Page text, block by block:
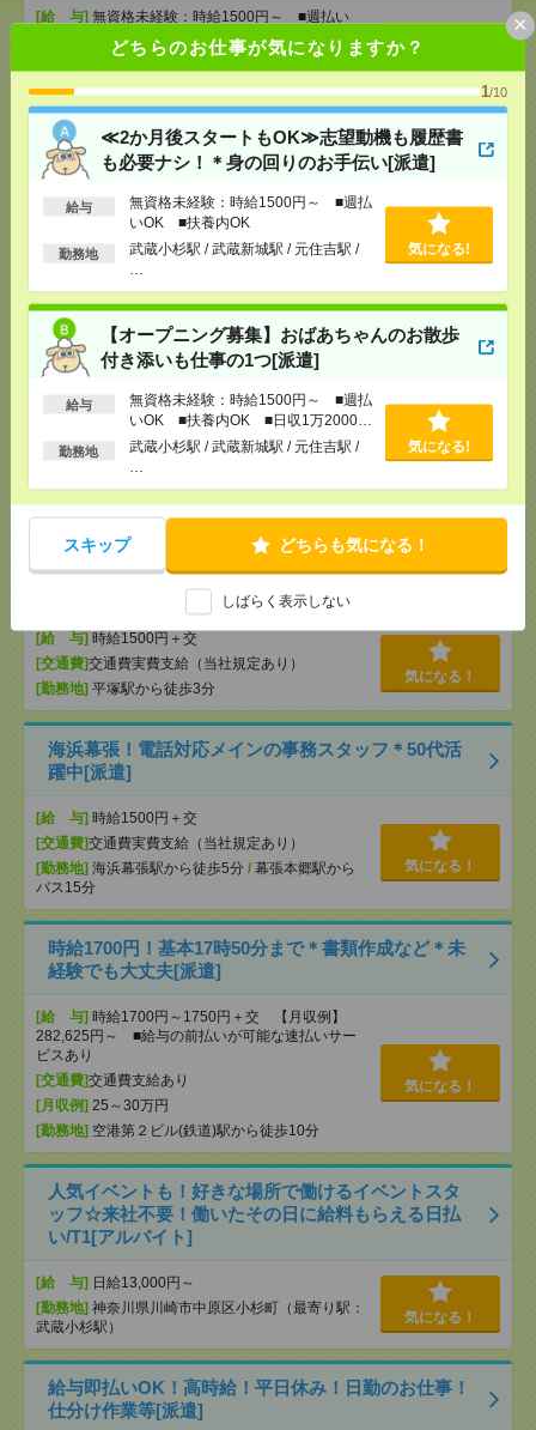
どちらのお仕事が気になりますか？
1/10
≪2か月後スタートもOK≫志望動機も履歴書
も必要ナシ！＊身の回りのお手伝い[派遣]
給与
無資格未経験：時給1500円～ ■週払
いOK ■扶養内OK
勤務地
武蔵小杉駅 / 武蔵新城駅 / 元住吉駅 /
気になる!
【オープニング募集】おばあちゃんのお散歩
付き添いも仕事の1つ[派遣]
給与
無資格未経験：時給1500円～ ■週払
いOK ■扶養内OK ■日収1万2000円
以上
勤務地
武蔵小杉駅 / 武蔵新城駅 / 元住吉駅 /
気になる!
スキップ どちらも気になる！
しばらく表示しない
×
[給 与] 無資格未経験：時給1500円～ ■週払い
OK ■扶養内OK
交通費全額支給
[勤務地]武蔵小杉駅/武蔵新城駅/元住吉駅/…
【オープニング募集】おばあちゃんのお散歩付き添
いも仕事の1つ[派遣]
[給 与]無資格未経験：時給1500円～ ■週払い
OK ■扶養内OK ■日収1万2000円以上
[交通費]交通費全額支給
気になる！
【在宅週2日！】ほぼ電話なし＊コツコツ！データ入
力＋ID発行[派遣]
[給 与]時給1600円 月収例 240,000円
全額支給
[勤務地]川崎駅から徒歩7分/京急川崎駅から徒歩5
分
<<駅近>>貸し会議室運営・受付事務スタッフ【平
[給 与] 時給1500円＋交
[交通費]交通費実費支給（当社規定あり）
[勤務地] 平塚駅から徒歩3分
気になる！
海浜幕張！電話対応メインの事務スタッフ＊50代活
躍中[派遣]
[給 与] 時給1500円＋交
[交通費]交通費実費支給（当社規定あり）
[勤務地] 海浜幕張駅から徒歩5分 / 幕張本郷駅から
バス15分
気になる！
時給1700円！基本17時50分まで＊書類作成など＊未
経験でも大丈夫[派遣]
[給 与] 時給1700円～1750円＋交 【月収例】
282,625円～ ■給与の前払いが可能な速払いサー
ビスあり
[交通費]交通費支給あり
[月収例] 25～30万円
[勤務地] 空港第２ビル(鉄道)駅から徒歩10分
気になる！
人気イベントも！好きな場所で働けるイベントスタ
ッフ☆来社不要！働いたその日に給料もらえる日払
い/T1[アルバイト]
[給 与] 日給13,000円～
[勤務地] 神奈川県川崎市中原区小杉町（最寄り駅：
武蔵小杉駅）
気になる！
給与即払いOK！高時給！平日休み！日勤のお仕事！
仕分け作業等[派遣]